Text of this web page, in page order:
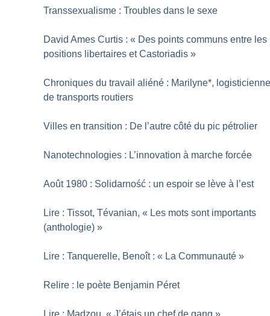
Transsexualisme : Troubles dans le sexe
David Ames Curtis : « Des points communs entre les
positions libertaires et Castoriadis »
Chroniques du travail aliéné : Marilyne*,
de transports routiers
Villes en transition : De l’autre côté du pic pétrolier
Nanotechnologies : L’innovation à marche forcée
Août 1980 : Solidarność : un espoir se lève à l’est
Lire : Tissot, Tévanian, « Les mots sont importants
(anthologie) »
Lire : Tanquerelle, Benoît : « La Communauté »
Relire : le poète Benjamin Péret
Lire : Madzou, « J’étais un chef de gang »